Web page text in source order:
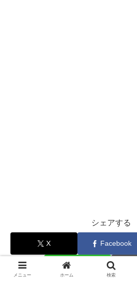
シェアする
X Facebook
メニュー ホーム 検索